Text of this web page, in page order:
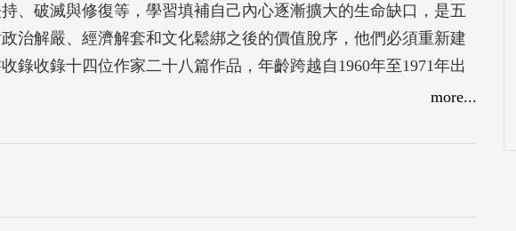
、破滅與修復等，學習填補自己內心逐漸擴大的生命缺口，是五
治解嚴、經濟解套和文化鬆綁之後的價值脫序，他們必須重新建
錄收錄十四位作家二十八篇作品，年齡跨越自1960年至1971年出
年級世代」。他們與前世代親友之間，由於社會文化與價值體系
more...